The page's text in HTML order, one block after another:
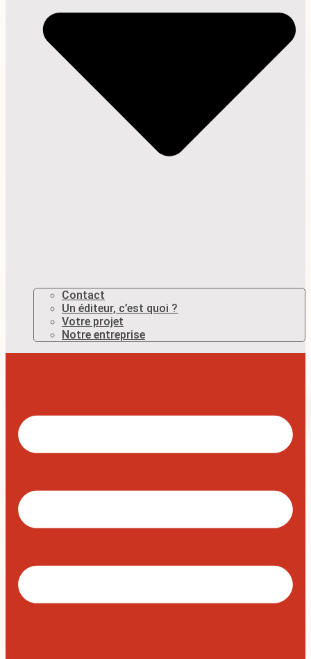
Contact
Un éditeur, c’est quoi ?
Votre projet
Notre entreprise